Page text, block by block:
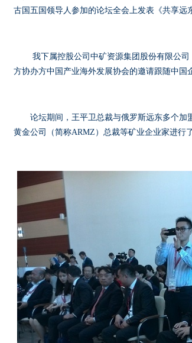
古国五国领导人参加的论坛全会上发表《共享远
我下属控股公司中矿资源集团股份有限公司
方协办方中国产业海外发展协会的邀请跟随中国
论坛期间，王平卫总裁与俄罗斯远东多个加
黄金公司（简称ARMZ）总裁等矿业企业家进行